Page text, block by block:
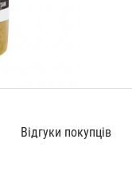
Відгуки покупців